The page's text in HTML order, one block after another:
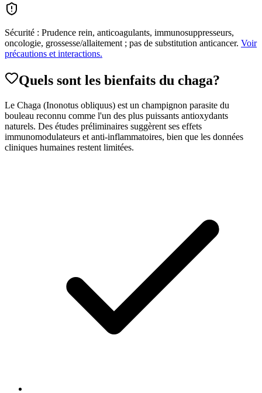
Sécurité : Prudence rein, anticoagulants, immunosuppresseurs,
oncologie, grossesse/allaitement ; pas de substitution anticancer. Voir
précautions et interactions.
Quels sont les bienfaits du chaga?
Le Chaga (Inonotus obliquus) est un champignon parasite du
bouleau reconnu comme l'un des plus puissants antioxydants
naturels. Des études préliminaires suggèrent ses effets
immunomodulateurs et anti-inflammatoires, bien que les données
cliniques humaines restent limitées.